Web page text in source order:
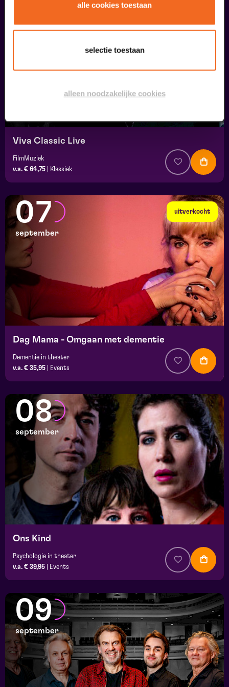
alle cookies toestaan
selectie toestaan
alleen noodzakelijke cookies
Viva Classic Live
FilmMuziek
v.a. € 64,75
Klassiek
uitverkocht
07
september
Dag Mama - Omgaan met dementie
Dementie in theater
v.a. € 35,95
Events
08
september
Ons Kind
Psychologie in theater
v.a. € 39,95
Events
09
september